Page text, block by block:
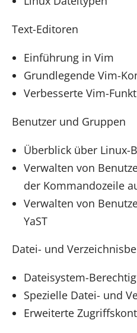
Text-Editoren
Einführung in Vim
Grundlegende Vim-
Verbesserte Vim-
Benutzer und Gruppen
Überblick über Linux-
Verwalten von
der Kommandozeile
Verwalten von
YaST
Datei- und
Dateisystem-
Spezielle Datei- und
Erweiterte